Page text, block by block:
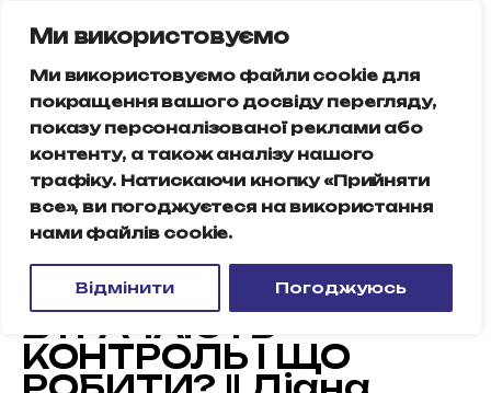
Ми використовуємо
Ми використовуємо файли cookie для
покращення вашого досвіду перегляду,
показу персоналізованої реклами або
контенту, а також аналізу нашого
трафіку. Натискаючи кнопку «Прийняти
все», ви погоджуєтеся на використання
нами файлів cookie.
Відмінити Погоджуюсь
Новини
Карта частот
Контакти
ОНЛАЙНТЕРАПІЯ
ПІДЛІТКИ: ЯК БАТЬКИ
ВТРАЧАЮТЬ
КОНТРОЛЬ І ЩО